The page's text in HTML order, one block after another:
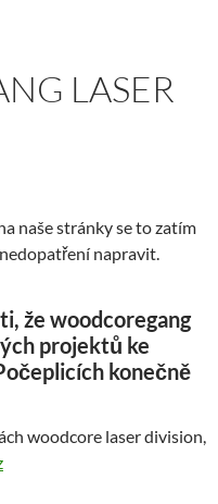
LASER
naše stránky se to zatím
napravit.
že woodcoregang
projektů ke
konečně
woodcore laser division,